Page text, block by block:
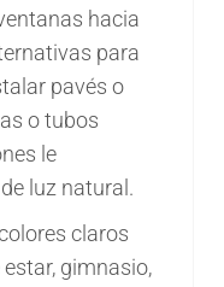
hacia
para
pavés o
o tubos
le
luz natural.
claros
gimnasio,